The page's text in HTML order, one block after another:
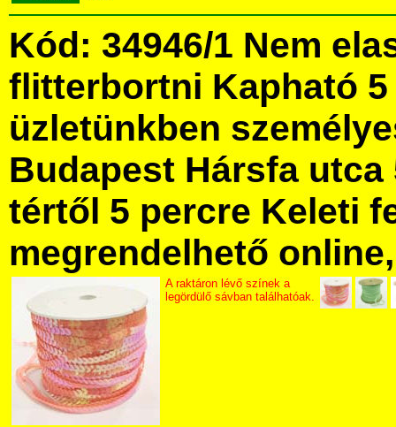
Kód: 34946/1 Nem
flitterbortni Kapható
üzletünkben
Budapest Hársfa utca
tértől 5 percre Keleti
megrendelhető
A raktáron lévő színek a
legördülő sávban találhatóak.